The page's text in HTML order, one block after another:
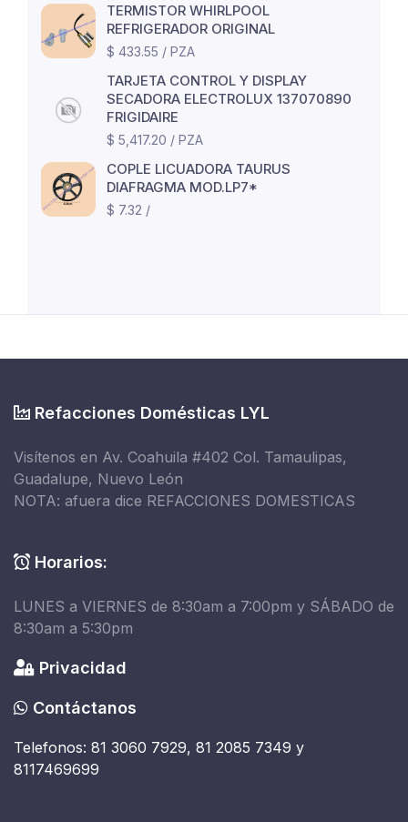
TERMISTOR WHIRLPOOL
REFRIGERADOR ORIGINAL
$ 433.55 / PZA
TARJETA CONTROL Y DISPLAY
SECADORA ELECTROLUX 137070890
FRIGIDAIRE
$ 5,417.20 / PZA
COPLE LICUADORA TAURUS
DIAFRAGMA MOD.LP7*
$ 7.32 /
Refacciones Domésticas LYL
Visítenos en Av. Coahuila #402 Col. Tamaulipas,
Guadalupe, Nuevo León
NOTA: afuera dice REFACCIONES DOMESTICAS
Horarios:
LUNES a VIERNES de 8:30am a 7:00pm y SÁBADO de
8:30am a 5:30pm
Privacidad
Contáctanos
Telefonos: 81 3060 7929, 81 2085 7349 y
8117469699